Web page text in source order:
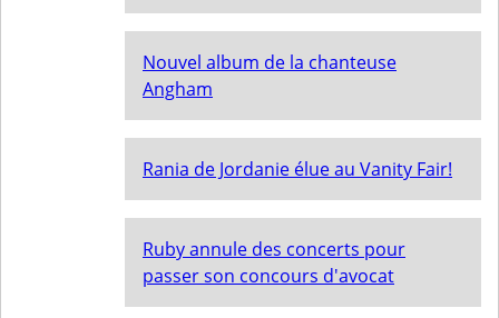
Nouvel album de la chanteuse
Angham
Rania de Jordanie élue au Vanity Fair!
Ruby annule des concerts pour
passer son concours d'avocat